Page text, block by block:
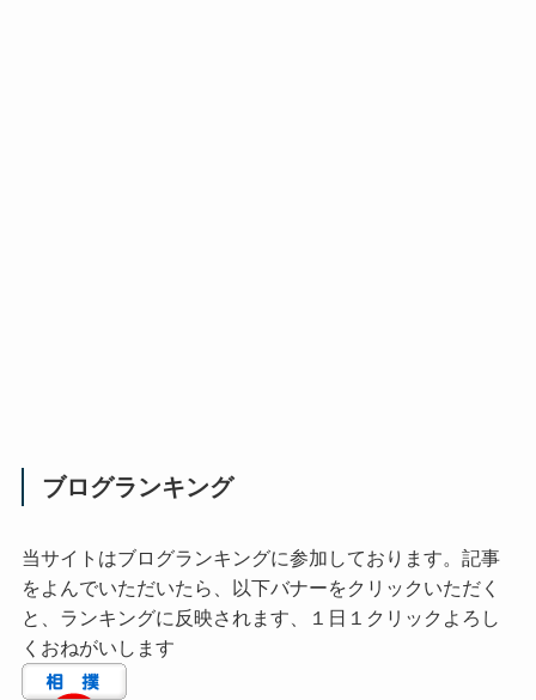
ブログランキング
当サイトはブログランキングに参加しております。記事
をよんでいただいたら、以下バナーをクリックいただく
と、ランキングに反映されます、１日１クリックよろし
くおねがいします